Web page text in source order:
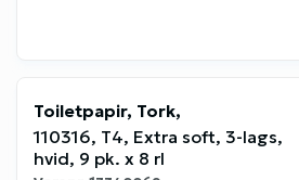
Toiletpapir, Tork,
110316, T4, Extra soft, 3-lags,
hvid, 9 pk. x 8 rl